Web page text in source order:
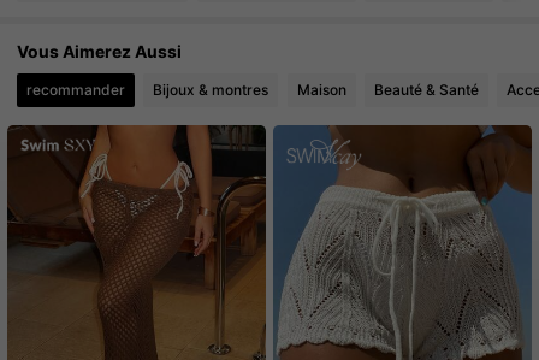
4.3M Suiveurs
Vous Aimerez Aussi
recommander Bijoux & montres Maison Beauté & Santé